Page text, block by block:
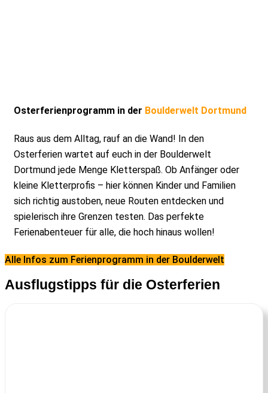
Osterferienprogramm in der Boulderwelt Dortmund
Raus aus dem Alltag, rauf an die Wand! In den
Osterferien wartet auf euch in der Boulderwelt
Dortmund jede Menge Kletterspaß. Ob Anfänger oder
kleine Kletterprofis – hier können Kinder und Familien
sich richtig austoben, neue Routen entdecken und
spielerisch ihre Grenzen testen. Das perfekte
Ferienabenteuer für alle, die hoch hinaus wollen!
Alle Infos zum Ferienprogramm in der Boulderwelt
Ausflugstipps für die Osterferien